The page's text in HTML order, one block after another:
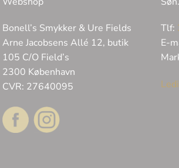
Bonell’s Smykker & Ure Fields
Arne Jacobsens Allé 12, butik
105 C/O Field’s
2300 København
CVR: 27640095
Tlf:
E-